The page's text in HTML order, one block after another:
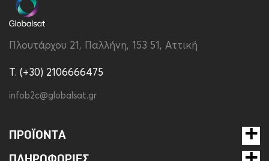
Πλουτάρχου 21, Παλλήνη, 153 51, Αττική
T. (+30) 2106666475
infob2c@globalsat.gr
ΠΡΟΪΌΝΤΑ